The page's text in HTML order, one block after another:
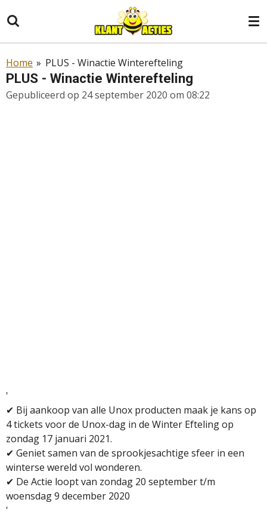
direct
naar
hoofdinhoud
Home » PLUS - Winactie Winterefteling
PLUS - Winactie Winterefteling
Gepubliceerd op 24 september 2020 om 08:22
'
✔ Bij aankoop van alle Unox producten maak je kans op
4 tickets voor de Unox-dag in de Winter Efteling op
zondag 17 januari 2021.
✔ Geniet samen van de sprookjesachtige sfeer in een
winterse wereld vol wonderen.
✔ De Actie loopt van zondag 20 september t/m
woensdag 9 december 2020
'